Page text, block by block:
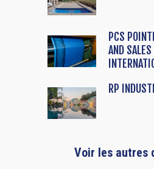
PCS
AND
RP
Voir les autres